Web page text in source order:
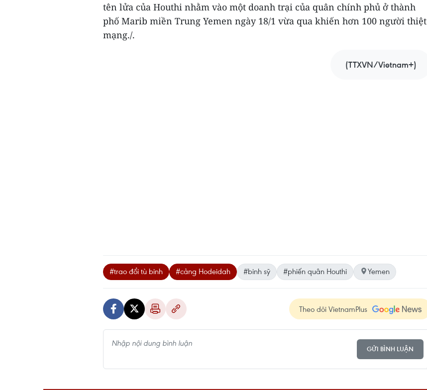
tên lửa của Houthi nhằm vào một doanh trại của quân chính phủ ở thành
phố Marib miền Trung Yemen ngày 18/1 vừa qua khiến hơn 100 người thiệt
mạng./.
(TTXVN/Vietnam+)
#trao đổi tù binh #cảng Hodeidah #binh sỹ #phiến quân Houthi Yemen
Theo dõi VietnamPlus
GỬI BÌNH LUẬN